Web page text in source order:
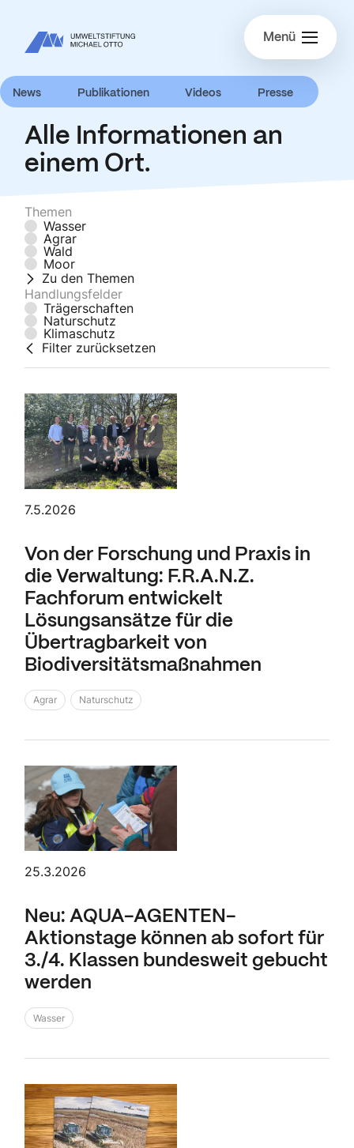
Menü
News Publikationen Videos Presse
Alle Informationen an
einem Ort.
Themen
Wasser
Agrar
Wald
Moor
Zu den Themen
Handlungsfelder
Trägerschaften
Naturschutz
Klimaschutz
Filter zurücksetzen
7.5.2026
Von der Forschung und Praxis in
die Verwaltung: F.R.A.N.Z.
Fachforum entwickelt
Lösungsansätze für die
Übertragbarkeit von
Biodiversitätsmaßnahmen
Agrar Naturschutz
25.3.2026
Neu: AQUA-AGENTEN-
Aktionstage können ab sofort für
3./4. Klassen bundesweit gebucht
werden
Wasser